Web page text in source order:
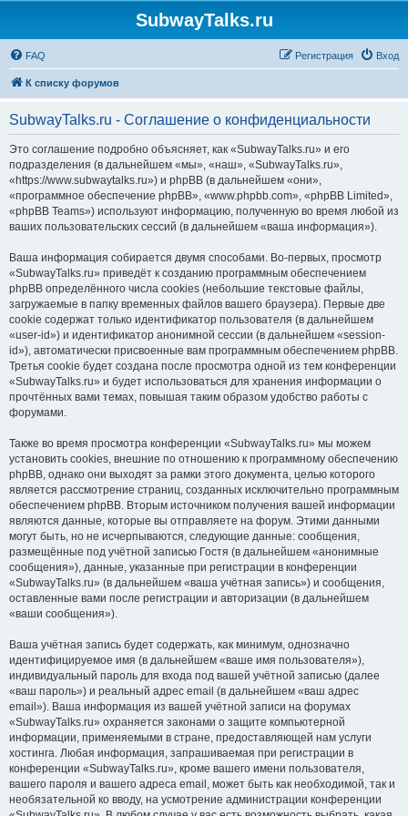
SubwayTalks.ru
FAQ Вход
Регистрация
К списку форумов
SubwayTalks.ru - Соглашение о конфиденциальности
Это соглашение подробно объясняет, как «SubwayTalks.ru» и его
подразделения (в дальнейшем «мы», «наш», «SubwayTalks.ru»,
«https://www.subwaytalks.ru») и phpBB (в дальнейшем «они»,
«программное обеспечение phpBB», «www.phpbb.com», «phpBB Limited»,
«phpBB Teams») используют информацию, полученную во время любой из
ваших пользовательских сессий (в дальнейшем «ваша информация»).
Ваша информация собирается двумя способами. Во-первых, просмотр
«SubwayTalks.ru» приведёт к созданию программным обеспечением
phpBB определённого числа cookies (небольшие текстовые файлы,
загружаемые в папку временных файлов вашего браузера). Первые две
cookie содержат только идентификатор пользователя (в дальнейшем
«user-id») и идентификатор анонимной сессии (в дальнейшем «session-
id»), автоматически присвоенные вам программным обеспечением phpBB.
Третья cookie будет создана после просмотра одной из тем конференции
«SubwayTalks.ru» и будет использоваться для хранения информации о
прочтённых вами темах, повышая таким образом удобство работы с
форумами.
Также во время просмотра конференции «SubwayTalks.ru» мы можем
установить cookies, внешние по отношению к программному обеспечению
phpBB, однако они выходят за рамки этого документа, целью которого
является рассмотрение страниц, созданных исключительно программным
обеспечением phpBB. Вторым источником получения вашей информации
являются данные, которые вы отправляете на форум. Этими данными
могут быть, но не исчерпываются, следующие данные: сообщения,
размещённые под учётной записью Гостя (в дальнейшем «анонимные
сообщения»), данные, указанные при регистрации в конференции
«SubwayTalks.ru» (в дальнейшем «ваша учётная запись») и сообщения,
оставленные вами после регистрации и авторизации (в дальнейшем
«ваши сообщения»).
Ваша учётная запись будет содержать, как минимум, однозначно
идентифицируемое имя (в дальнейшем «ваше имя пользователя»),
индивидуальный пароль для входа под вашей учётной записью (далее
«ваш пароль») и реальный адрес email (в дальнейшем «ваш адрес
email»). Ваша информация из вашей учётной записи на форумах
«SubwayTalks.ru» охраняется законами о защите компьютерной
информации, применяемыми в стране, предоставляющей нам услуги
хостинга. Любая информация, запрашиваемая при регистрации в
конференции «SubwayTalks.ru», кроме вашего имени пользователя,
вашего пароля и вашего адреса email, может быть как необходимой, так и
необязательной ко вводу, на усмотрение администрации конференции